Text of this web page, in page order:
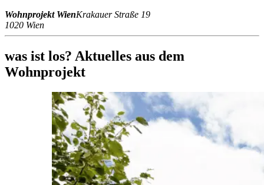
Wohnprojekt WienKrakauer Straße 19
1020 Wien
was ist los? Aktuelles aus dem
Wohnprojekt